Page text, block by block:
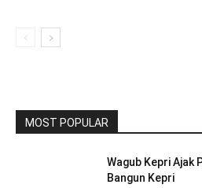
MOST POPULAR
Wagub Kepri Ajak
Bangun Kepri